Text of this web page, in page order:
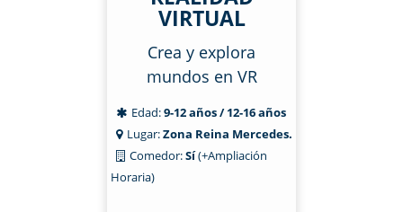
VIRTUAL
Crea y explora
mundos en VR
Edad:9-12 años / 12-16 años
Lugar:Zona Reina Mercedes.
Comedor:Sí(+Ampliación
Horaria)